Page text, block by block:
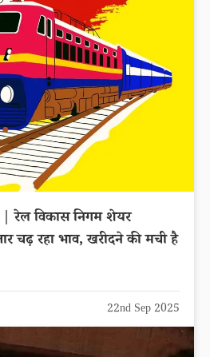
रेल विकास निगम शेयर
चढ़ रहा भाव, खरीदने की मची है
22nd Sep 2025